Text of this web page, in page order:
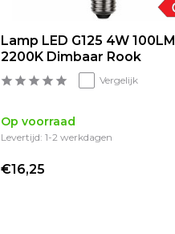
Lamp LED G125 4W 100LM
2200K Dimbaar Rook
Vergelijk
Op voorraad
Levertijd: 1-2 werkdagen
€16,25